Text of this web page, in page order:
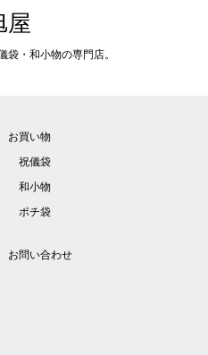
屋
・和小物の専門店。
お買い物
祝儀袋
和小物
ポチ袋
お問い合わせ